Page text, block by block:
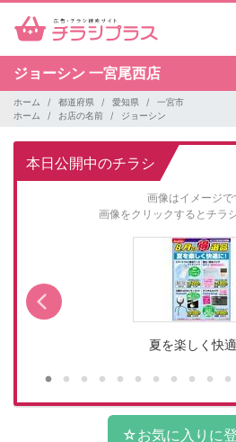
ジョーシン 一宮尾西店
ホーム 都道府県 愛知県
一宮市
ホーム
お店の名前 ジョーシン
本日公開中のチラシ
画像はイメージで
画像をクリックするとチラ
夏を楽しく快